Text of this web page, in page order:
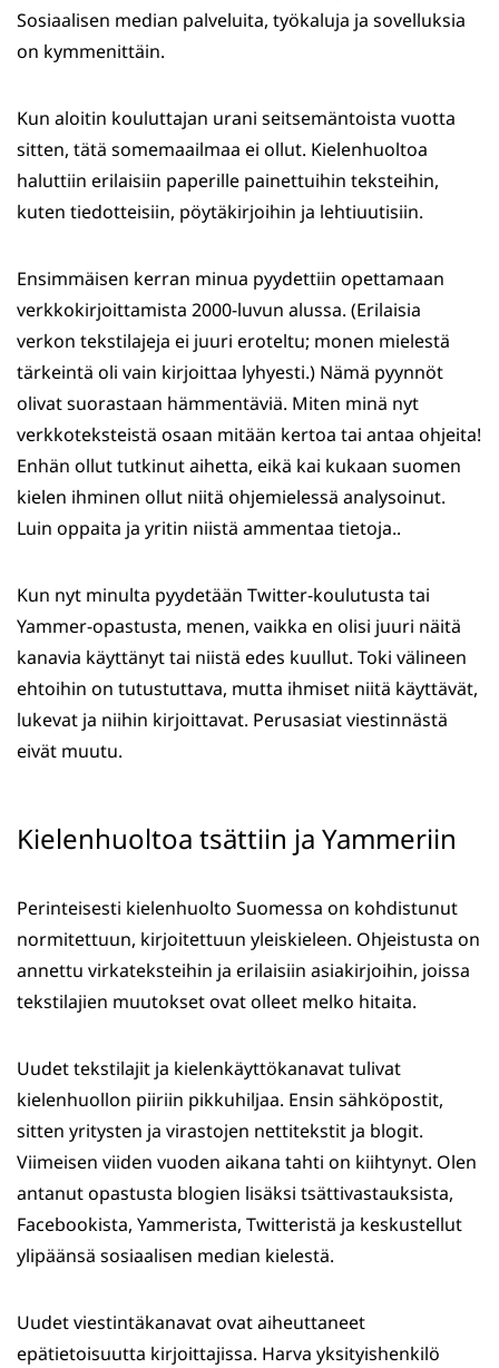
Sosiaalisen median palveluita, työkaluja ja sovelluksia
on kymmenittäin.
Kun aloitin kouluttajan urani seitsemäntoista vuotta
sitten, tätä somemaailmaa ei ollut. Kielenhuoltoa
haluttiin erilaisiin paperille painettuihin teksteihin,
kuten tiedotteisiin, pöytäkirjoihin ja lehtiuutisiin.
Ensimmäisen kerran minua pyydettiin opettamaan
verkkokirjoittamista 2000-luvun alussa. (Erilaisia
verkon tekstilajeja ei juuri eroteltu; monen mielestä
tärkeintä oli vain kirjoittaa lyhyesti.) Nämä pyynnöt
olivat suorastaan hämmentäviä. Miten minä nyt
verkkoteksteistä osaan mitään kertoa tai antaa ohjeita!
Enhän ollut tutkinut aihetta, eikä kai kukaan suomen
kielen ihminen ollut niitä ohjemielessä analysoinut.
Luin oppaita ja yritin niistä ammentaa tietoja..
Kun nyt minulta pyydetään Twitter-koulutusta tai
Yammer-opastusta, menen, vaikka en olisi juuri näitä
kanavia käyttänyt tai niistä edes kuullut. Toki välineen
ehtoihin on tutustuttava, mutta ihmiset niitä käyttävät,
lukevat ja niihin kirjoittavat. Perusasiat viestinnästä
eivät muutu.
Kielenhuoltoa tsättiin ja Yammeriin
Perinteisesti kielenhuolto Suomessa on kohdistunut
normitettuun, kirjoitettuun yleiskieleen. Ohjeistusta on
annettu virkateksteihin ja erilaisiin asiakirjoihin, joissa
tekstilajien muutokset ovat olleet melko hitaita.
Uudet tekstilajit ja kielenkäyttökanavat tulivat
kielenhuollon piiriin pikkuhiljaa. Ensin sähköpostit,
sitten yritysten ja virastojen nettitekstit ja blogit.
Viimeisen viiden vuoden aikana tahti on kiihtynyt. Olen
antanut opastusta blogien lisäksi tsättivastauksista,
Facebookista, Yammerista, Twitteristä ja keskustellut
ylipäänsä sosiaalisen median kielestä.
Uudet viestintäkanavat ovat aiheuttaneet
epätietoisuutta kirjoittajissa. Harva yksityishenkilö